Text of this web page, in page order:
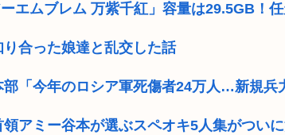
エムブレム 万紫千紅」容量は29.5GB！任
合った娘達と乱交した話
「今年のロシア軍死傷者24万人…新規兵
アミー谷本が選ぶスペオキ5人集がつい